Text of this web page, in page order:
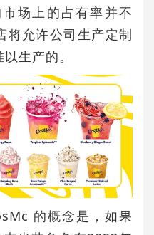
场上的占有率并不
将允许公司生产定制
生产的。
的概念是，如果